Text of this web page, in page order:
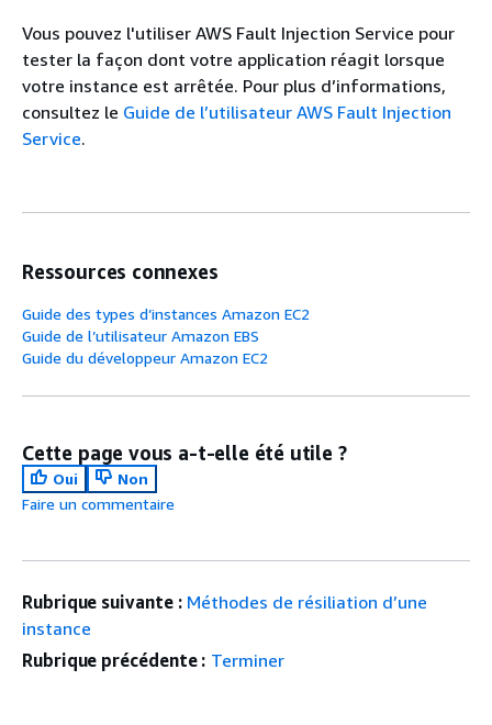
Vous pouvez l'utiliser AWS Fault Injection Service pour
tester la façon dont votre application réagit lorsque
votre instance est arrêtée. Pour plus d’informations,
consultez le Guide de l’utilisateur AWS Fault Injection
Service.
Ressources connexes
Guide des types d’instances Amazon EC2
Guide de l’utilisateur Amazon EBS
Guide du développeur Amazon EC2
Cette page vous a-t-elle été utile ?
Oui
Non
Faire un commentaire
Rubrique suivante : Méthodes de résiliation d’une
instance
Rubrique précédente : Terminer